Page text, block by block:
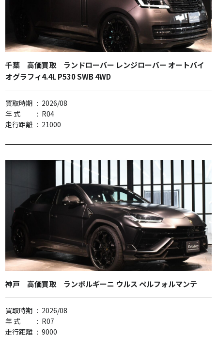
千葉 高価買取 ランドローバー レンジローバー オートバイ
オグラフィ4.4L P530 SWB 4WD
買取時期 : 2026/08
年 式
: R04
走行距離 : 21000
神戸 高価買取 ランボルギーニ ウルス ペルフォルマンテ
買取時期 : 2026/08
年 式
: R07
走行距離 : 9000